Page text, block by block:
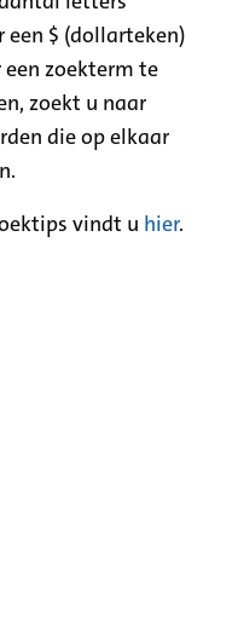
een $ (dollarteken)
een zoekterm te
zoekt u naar
die op elkaar
vindt u hier.